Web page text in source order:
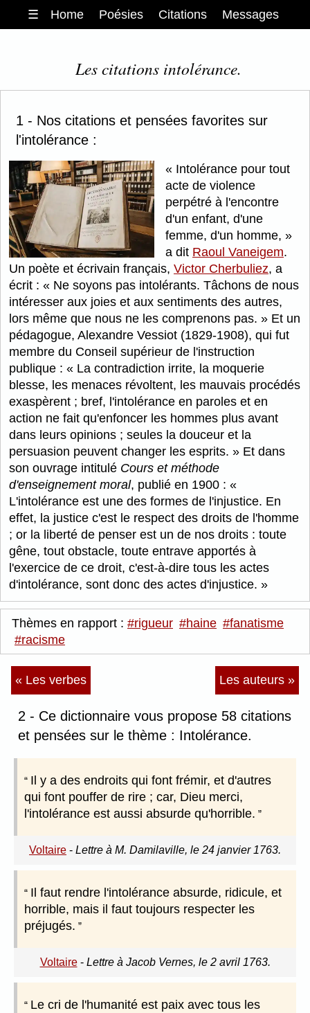
☰ Home Poésies Citations Messages
Les citations intolérance.
1 - Nos citations et pensées favorites sur
l'intolérance :
Intolérance pour tout
acte de violence
perpétré à l'encontre
d'un enfant, d'une
femme, d'un homme,
a dit Raoul Vaneigem.
Un poète et écrivain français, Victor Cherbuliez, a
écrit :
Ne soyons pas intolérants. Tâchons de nous
intéresser aux joies et aux sentiments des autres,
lors même que nous ne les comprenons pas.
Et un
pédagogue, Alexandre Vessiot (1829-1908), qui fut
membre du Conseil supérieur de l'instruction
publique :
La contradiction irrite, la moquerie
blesse, les menaces révoltent, les mauvais procédés
exaspèrent ; bref, l'intolérance en paroles et en
action ne fait qu'enfoncer les hommes plus avant
dans leurs opinions ; seules la douceur et la
persuasion peuvent changer les esprits.
Et dans
son ouvrage intitulé Cours et méthode
d'enseignement moral, publié en 1900 :
L'intolérance est une des formes de l'injustice. En
effet, la justice c'est le respect des droits de l'homme
; or la liberté de penser est un de nos droits : toute
gêne, tout obstacle, toute entrave apportés à
l'exercice de ce droit, c'est-à-dire tous les actes
d'intolérance, sont donc des actes d'injustice.
Thèmes en rapport : #rigueur #haine #fanatisme
#racisme
« Les verbes Les auteurs »
2 - Ce dictionnaire vous propose 58 citations
et pensées sur le thème : Intolérance.
Il y a des endroits qui font frémir, et d'autres
qui font pouffer de rire ; car, Dieu merci,
l'intolérance est aussi absurde qu'horrible.
Voltaire - Lettre à M. Damilaville, le 24 janvier 1763.
Il faut rendre l'intolérance absurde, ridicule, et
horrible, mais il faut toujours respecter les
préjugés.
Voltaire- Lettre à Jacob Vernes, le 2 avril 1763.
Le cri de l'humanité est paix avec tous les